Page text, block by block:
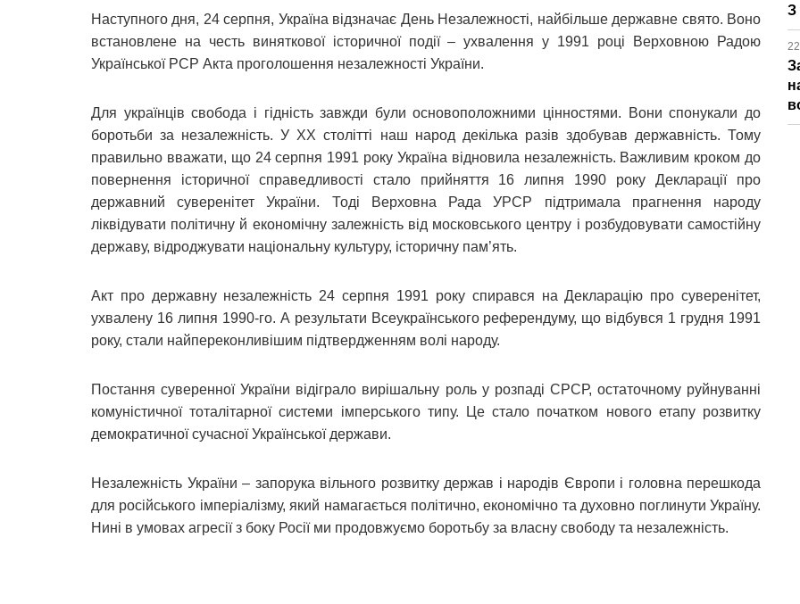
Наступного дня, 24 серпня, Україна відзначає День Незалежності, найбільше державне свято. Воно
встановлене на честь виняткової історичної події – ухвалення у 1991 році Верховною Радою
Української РСР Акта проголошення незалежності України.
Для українців свобода і гідність завжди були основоположними цінностями. Вони спонукали до
боротьби за незалежність. У ХХ столітті наш народ декілька разів здобував державність. Тому
правильно вважати, що 24 серпня 1991 року Україна відновила незалежність. Важливим кроком до
повернення історичної справедливості стало прийняття 16 липня 1990 року Декларації про
державний суверенітет України. Тоді Верховна Рада УРСР підтримала прагнення народу
ліквідувати політичну й економічну залежність від московського центру і розбудовувати самостійну
державу, відроджувати національну культуру, історичну пам’ять.
Акт про державну незалежність 24 серпня 1991 року спирався на Декларацію про суверенітет,
ухвалену 16 липня 1990-го. А результати Всеукраїнського референдуму, що відбувся 1 грудня 1991
року, стали найпереконливішим підтвердженням волі народу.
Постання суверенної України відіграло вирішальну роль у розпаді СРСР, остаточному руйнуванні
комуністичної тоталітарної системи імперського типу. Це стало початком нового етапу розвитку
демократичної сучасної Української держави.
Незалежність України – запорука вільного розвитку держав і народів Європи і головна перешкода
для російського імперіалізму, який намагається політично, економічно та духовно поглинути Україну.
Нині в умовах агресії з боку Росії ми продовжуємо боротьбу за власну свободу та незалежність.
З